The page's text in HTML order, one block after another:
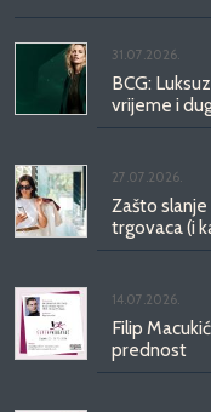
31.07.2026.
BCG:
vrijeme i
27.07.2026.
Zašto
trgovaca (i
14.07.2026.
Filip
prednost